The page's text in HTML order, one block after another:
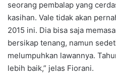
seorang pembalap yang
kasihan. Vale tidak akan
2015 ini. Dia bisa saja
bersikap tenang, namun
melumpuhkan lawannya.
lebih baik,” jelas Fiorani.